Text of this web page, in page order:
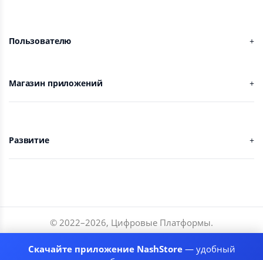
Пользователю
Магазин приложений
Развитие
© 2022–2026, Цифровые Платформы.
Разработчики
Скачайте приложение NashStore— удобный